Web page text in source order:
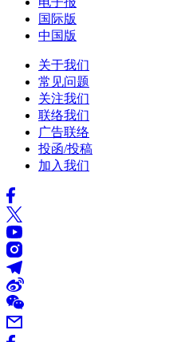
国际版
中国版
关于我们
常见问题
关注我们
联络我们
广告联络
投函/投稿
加入我们